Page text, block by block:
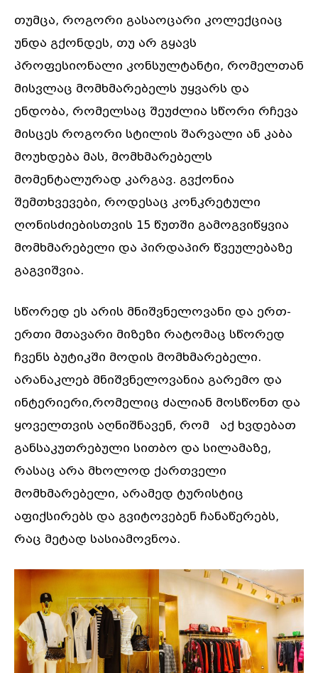
თუმცა, როგორი გასაოცარი კოლექციაც
უნდა გქონდეს, თუ არ გყავს
პროფესიონალი კონსულტანტი, რომელთან
მისვლაც მომხმარებელს უყვარს და
ენდობა, რომელსაც შეუძლია სწორი რჩევა
მისცეს როგორი სტილის შარვალი ან კაბა
მოუხდება მას, მომხმარებელს
მომენტალურად კარგავ. გვქონია
შემთხვევები, როდესაც კონკრეტული
ღონისძიებისთვის 15 წუთში გამოგვიწყვია
მომხმარებელი და პირდაპირ წვეულებაზე
გაგვიშვია.
სწორედ ეს არის მნიშვნელოვანი და ერთ-
ერთი მთავარი მიზეზი რატომაც სწორედ
ჩვენს ბუტიკში მოდის მომხმარებელი.
არანაკლებ მნიშვნელოვანია გარემო და
ინტერიერი,რომელიც ძალიან მოსწონთ და
ყოველთვის აღნიშნავენ, რომ აქ ხვდებათ
განსაკუთრებული სითბო და სილამაზე,
რასაც არა მხოლოდ ქართველი
მომხმარებელი, არამედ ტურისტიც
აფიქსირებს და გვიტოვებენ ჩანაწერებს,
რაც მეტად სასიამოვნოა.